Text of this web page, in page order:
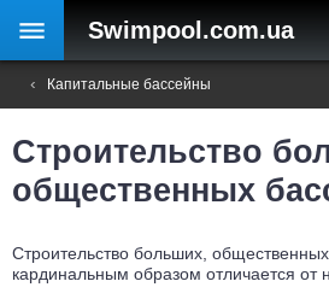
Swimpool .com.ua
Капитальные бассейны
Строительство
общественных
Строительство больших,
кардинальным образом отличается от